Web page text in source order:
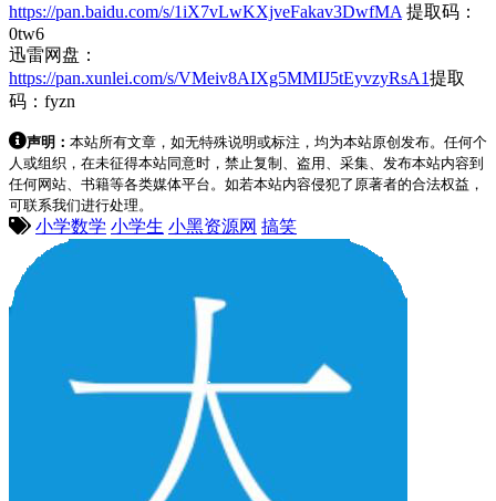
https://pan.baidu.com/s/1iX7vLwKXjveFakav3DwfMA 提取码：
0tw6
迅雷网盘：
https://pan.xunlei.com/s/VMeiv8AIXg5MMIJ5tEyvzyRsA1提取
码：fyzn
声明： 本站所有文章，如无特殊说明或标注，均为本站原创发布。任何个
人或组织，在未征得本站同意时，禁止复制、盗用、采集、发布本站内容到
任何网站、书籍等各类媒体平台。如若本站内容侵犯了原著者的合法权益，
可联系我们进行处理。
小学数学 小学生 小黑资源网 搞笑